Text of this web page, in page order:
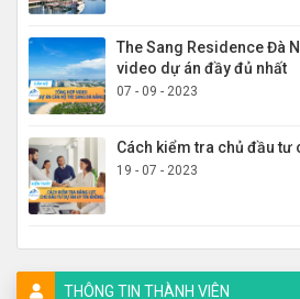
The Sang Residence Đà
video dự án đầy đủ nhất
07 - 09 - 2023
Cách kiểm tra chủ đầu tư
19 - 07 - 2023
THÔNG TIN THÀNH VIÊN